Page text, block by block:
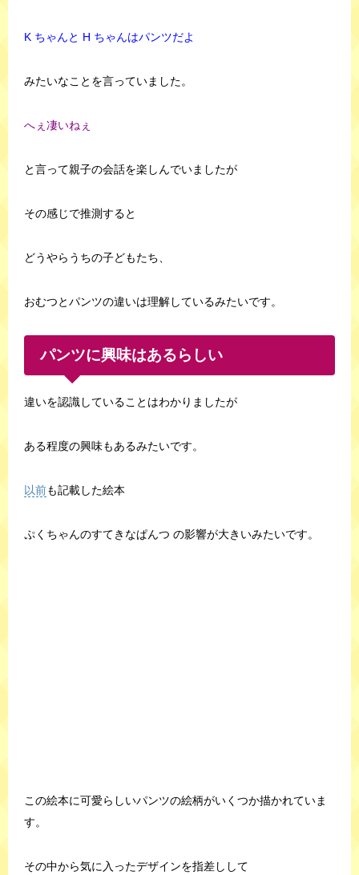
K ちゃんと H ちゃんはパンツだよ
みたいなことを言っていました。
へぇ凄いねぇ
と言って親子の会話を楽しんでいましたが
その感じで推測すると
どうやらうちの子どもたち、
おむつとパンツの違いは理解しているみたいです。
パンツに興味はあるらしい
違いを認識していることはわかりましたが
ある程度の興味もあるみたいです。
以前も記載した絵本
ぷくちゃんのすてきなぱんつ の影響が大きいみたいです。
この絵本に可愛らしいパンツの絵柄がいくつか描かれていま
す。
その中から気に入ったデザインを指差しして